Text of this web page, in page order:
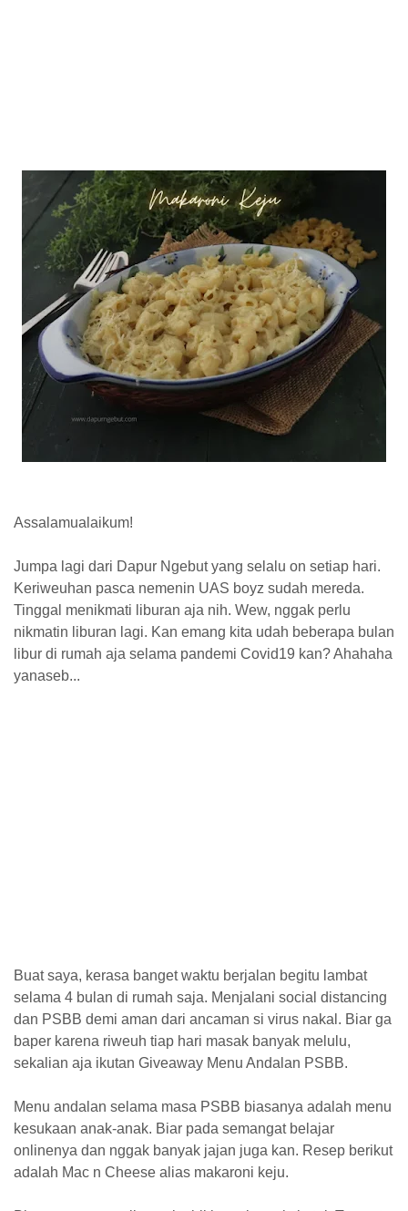
Assalamualaikum!
Jumpa lagi dari Dapur Ngebut yang selalu on setiap hari.
Keriweuhan pasca nemenin UAS boyz sudah mereda.
Tinggal menikmati liburan aja nih. Wew, nggak perlu
nikmatin liburan lagi. Kan emang kita udah beberapa bulan
libur di rumah aja selama pandemi Covid19 kan? Ahahaha
yanaseb...
Buat saya, kerasa banget waktu berjalan begitu lambat
selama 4 bulan di rumah saja. Menjalani social distancing
dan PSBB demi aman dari ancaman si virus nakal.⁣ Biar ga
baper karena riweuh tiap hari masak banyak melulu,
sekalian aja ikutan Giveaway Menu Andalan PSBB.
Menu andalan selama masa PSBB biasanya adalah menu
kesukaan anak-anak. Biar pada semangat belajar
onlinenya dan nggak banyak jajan juga kan.⁣ Resep berikut
adalah Mac n Cheese alias makaroni keju.